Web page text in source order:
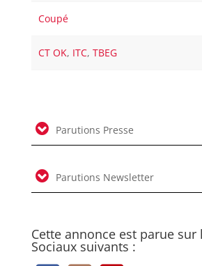
Coupé
CT OK, ITC,TBEG
Parutions Presse
Parutions Newsletter
Cette annonce est parue sur
Sociaux suivants :